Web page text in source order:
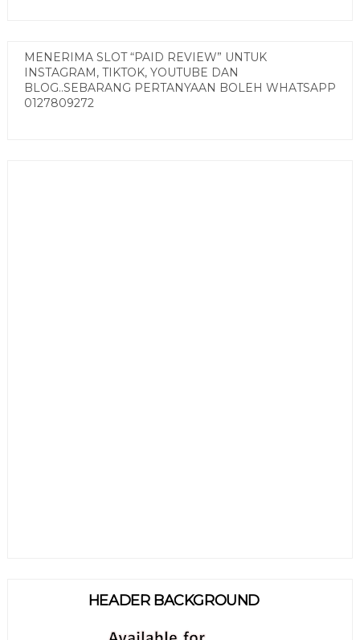
MENERIMA SLOT “PAID REVIEW” UNTUK
INSTAGRAM, TIKTOK, YOUTUBE DAN
BLOG..SEBARANG PERTANYAAN BOLEH WHATSAPP
0127809272
HEADER BACKGROUND